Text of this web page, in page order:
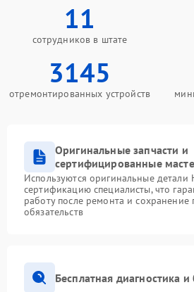
11
сотрудников в штате
3145
отремонтированных устройств
Оригинальные запчасти и
сертифицированные
Используются оригинальные
сертификацию специалисты, что
работу после ремонта и сохранение
обязательств
Бесплатная диагностика